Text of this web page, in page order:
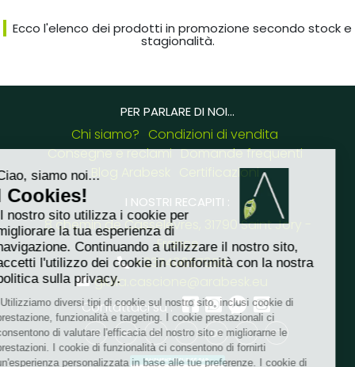
Ecco l'elenco dei prodotti in promozione secondo stock e
stagionalità.
PER PARLARE DI NOI...
Chi siamo? Condizioni di vendita
Consegne e reclami Domande frequenti
Certificazioni
I NOSTRI RECAPITI :
8 chemin de Casselèvres, 31790 Saint Jory -
France
+33749657954
giulia.cascione@arabesk.eu
Contattaci su :
FR GB ES IT DE PL PT